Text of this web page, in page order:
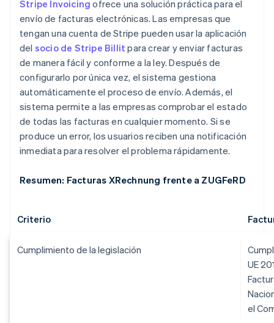
Stripe Invoicing ofrece una solución práctica para el
envío de facturas electrónicas. Las empresas que
tengan una cuenta de Stripe pueden usar la aplicación
del socio de Stripe Billit para crear y enviar facturas
de manera fácil y conforme a la ley. Después de
configurarlo por única vez, el sistema gestiona
automáticamente el proceso de envío. Además, el
sistema permite a las empresas comprobar el estado
de todas las facturas en cualquier momento. Si se
produce un error, los usuarios reciben una notificación
inmediata para resolver el problema rápidamente.
Resumen: Facturas XRechnung frente a ZUGFeRD
Criterio
Cumplimiento de la legislación
UE
el